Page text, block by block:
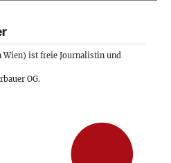
Wien) ist freie Journalistin und
OG.